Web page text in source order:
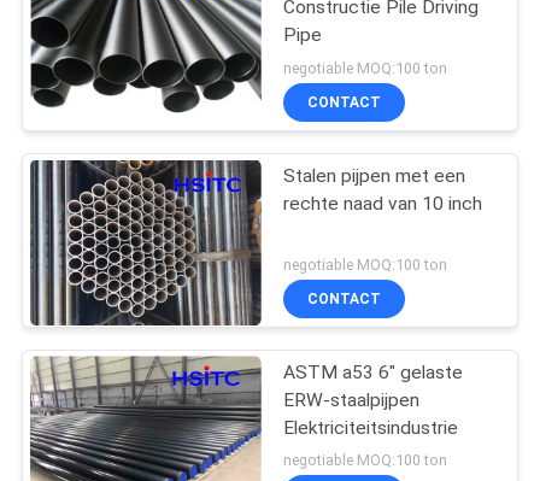
SHS-staalbuis
gegalvaniseerde
koolstofstaalpijpen
Constructie Pile Driving
Pipe
negotiable MOQ:100 ton
CONTACT
Stalen pijpen met een
rechte naad van 10 inch
negotiable MOQ:100 ton
CONTACT
ASTM a53 6" gelaste
ERW-staalpijpen
Elektriciteitsindustrie
negotiable MOQ:100 ton